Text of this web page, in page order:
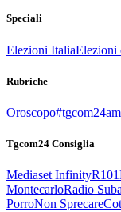
Speciali
Elezioni ItaliaElezioni
Rubriche
Oroscopo
Tgcom24 Consiglia
Mediaset InfinityR101
MontecarloRadio
PorroNon Sprecare